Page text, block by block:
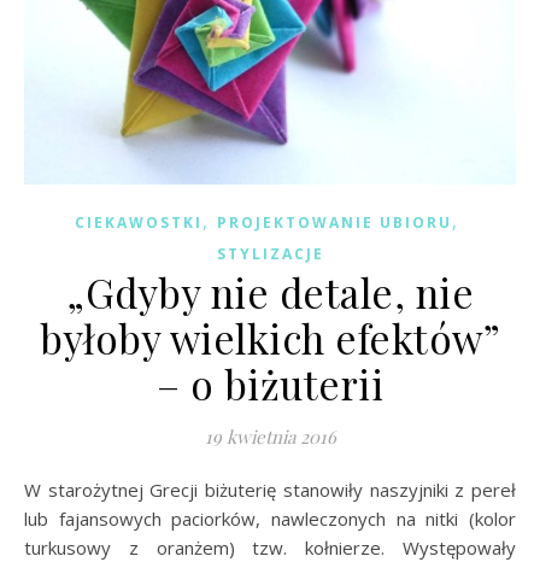
CIEKAWOSTKI , PROJEKTOWANIE UBIORU ,
STYLIZACJE
„Gdyby nie detale, nie
byłoby wielkich efektów”
– o biżuterii
19 kwietnia 2016
W starożytnej Grecji biżuterię stanowiły naszyjniki z pereł
lub fajansowych paciorków, nawleczonych na nitki (kolor
turkusowy z oranżem) tzw. kołnierze. Występowały